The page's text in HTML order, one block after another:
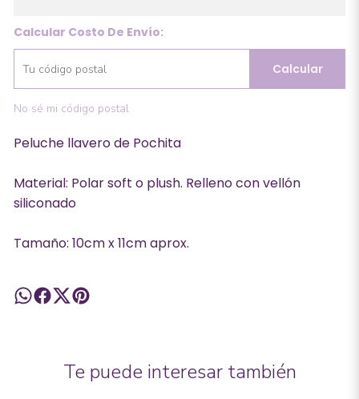
Calcular Costo De Envío:
Calcular
No sé mi código postal
Peluche llavero de Pochita
Material: Polar soft o plush. Relleno con vellón
siliconado
Tamaño: 10cm x 11cm aprox.
Te puede interesar también